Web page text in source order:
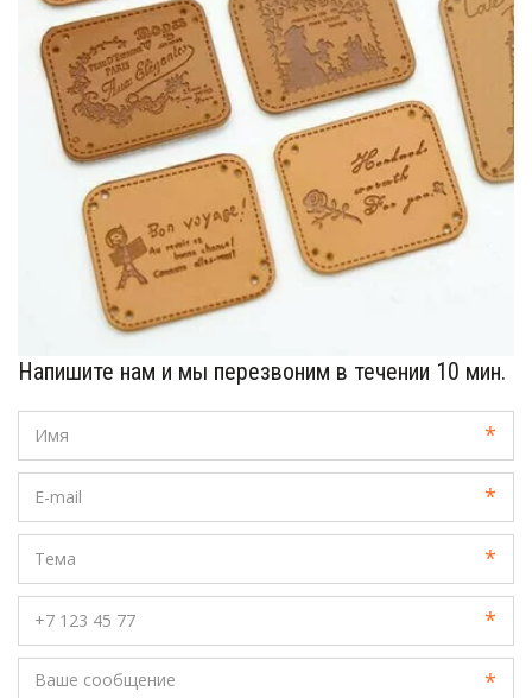
Напишите нам и мы перезвоним в течении 10 мин.
*
*
*
*
*